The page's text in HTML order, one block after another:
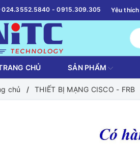
024.3552.5840 - 0915.309.305 Yêu thích
CHỦ SẢN PHẨM
chủ THIẾT BỊ MẠNG CISCO - FRB